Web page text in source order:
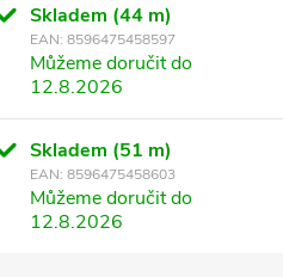
Skladem (44 m)
EAN: 8596475458597
Můžeme doručit do
12.8.2026
Skladem (51 m)
EAN: 8596475458603
Můžeme doručit do
12.8.2026